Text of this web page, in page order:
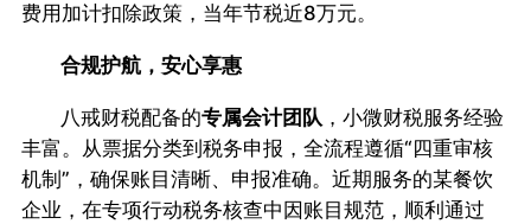
费用加计扣除政策，当年节税近8万元。
合规护航，安心享惠
八戒财税配备的专属会计团队 ，小微财税服务经验
丰富。从票据分类到税务申报，全流程遵循“四重审核
机制”，确保账目清晰、申报准确。近期服务的某餐饮
企业，在专项行动税务核查中因账目规范，顺利通过